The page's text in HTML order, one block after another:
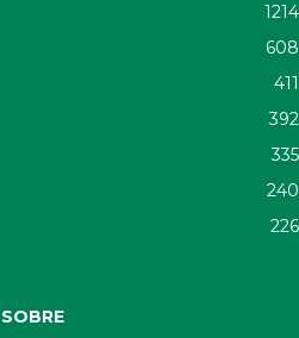
1214
608
411
392
335
240
226
SOBRE